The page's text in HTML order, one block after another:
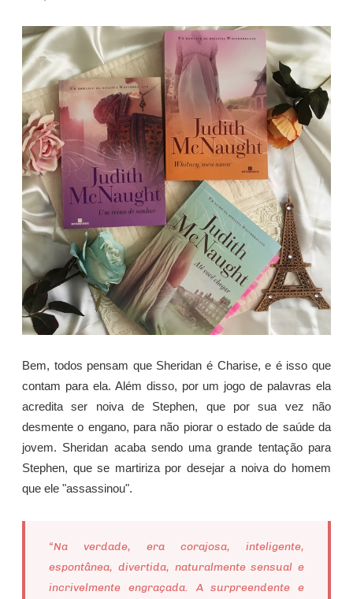
Bem, todos pensam que Sheridan é Charise, e é isso que
contam para ela. Além disso, por um jogo de palavras ela
acredita ser noiva de Stephen, que por sua vez não
desmente o engano, para não piorar o estado de saúde da
jovem. Sheridan acaba sendo uma grande tentação para
Stephen, que se martiriza por desejar a noiva do homem
que ele "assassinou".
“Na verdade, era corajosa, inteligente,
espontânea, divertida, naturalmente sensual e
incrivelmente engraçada. A surpreendente e